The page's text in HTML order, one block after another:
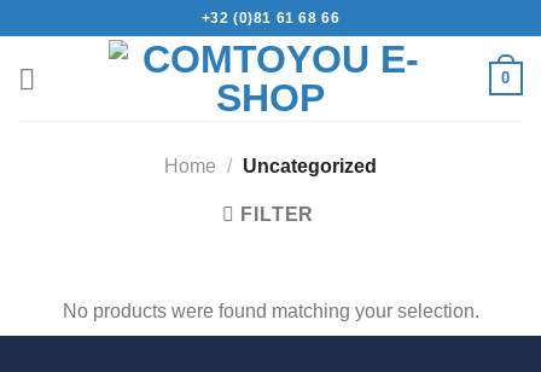
+32 (0)81 61 68 66
0
Home / Uncategorized
FILTER
No products were found matching your selection.